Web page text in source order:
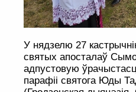
У нядзелю 27
святых апосталаў
адпустовую
парафіі святога Юды